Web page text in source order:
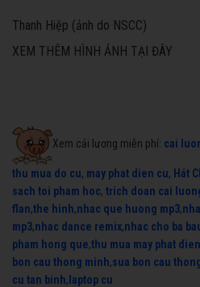
Thanh Hiệp (ảnh do NSCC)
XEM THÊM HÌNH ẢNH TẠI ĐÂY
Xem cải lương miễn phí: cai
thu mua do cu, may phat dien cu, Hát
sach toi pham hoc, trich doan cai
flan,the hinh,nhac que huong mp3,
mp3,nhac dance remix,nhac cho ba
pham hong que,thu mua may phat dien
bon cau thong minh,sua bon cau
cu tan binh, laptop cu